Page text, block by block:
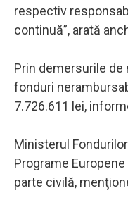
respectiv
continuă”, arată
Prin demersurile
fonduri
7.726.611 lei,
Ministerul
Programe
parte civilă,